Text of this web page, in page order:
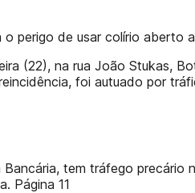
perigo de usar colírio aberto
(22), na rua João Stukas,
foi autuado por
tem tráfego
Página 11